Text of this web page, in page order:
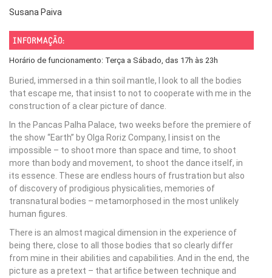
Susana Paiva
INFORMAÇÃO:
Horário de funcionamento: Terça a Sábado, das 17h às 23h
Buried, immersed in a thin soil mantle, I look to all the bodies
that escape me, that insist to not to cooperate with me in the
construction of a clear picture of dance.
In the Pancas Palha Palace, two weeks before the premiere of
the show “Earth” by Olga Roriz Company, I insist on the
impossible – to shoot more than space and time, to shoot
more than body and movement, to shoot the dance itself, in
its essence. These are endless hours of frustration but also
of discovery of prodigious physicalities, memories of
transnatural bodies – metamorphosed in the most unlikely
human figures.
There is an almost magical dimension in the experience of
being there, close to all those bodies that so clearly differ
from mine in their abilities and capabilities. And in the end, the
picture as a pretext – that artifice between technique and